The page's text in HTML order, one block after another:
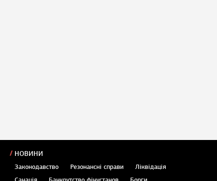
НОВИНИ
Законодавство Резонансні справи
Ліквідація